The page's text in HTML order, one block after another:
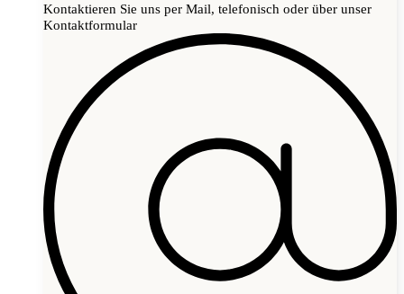
Kontaktieren Sie uns per Mail, telefonisch oder über unser
Kontaktformular